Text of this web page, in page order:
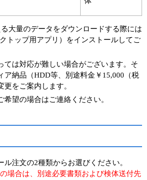
大量のデータをダウンロードする際には
トップ用アプリ）をインストールしてご
ては対応が難しい場合がございます。そ
ア納品（HDD等、別途料金￥15,000（税
更をご案内します。
希望の場合はご連絡ください。
ル注文の2種類からお選びください。
場合は、別途必要書類および検体送付先